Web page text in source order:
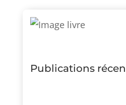
Publications